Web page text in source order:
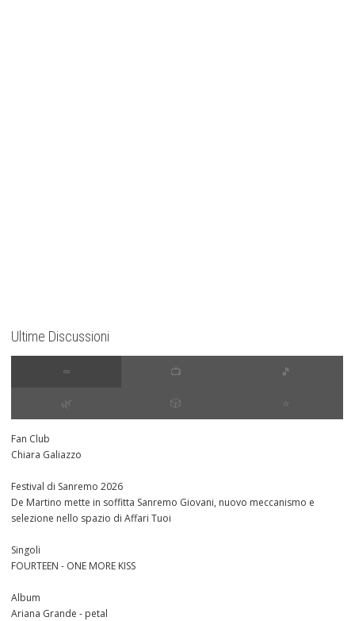
Ultime Discussioni
∞ 📺 🎵
🌿 🎲 ⭐️
Fan Club
Chiara Galiazzo
Festival di Sanremo 2026
De Martino mette in soffitta Sanremo Giovani, nuovo meccanismo e
selezione nello spazio di Affari Tuoi
Singoli
FOURTEEN - ONE MORE KISS
Album
Ariana Grande - petal